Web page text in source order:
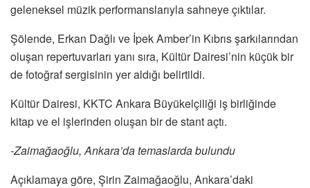
geleneksel müzik performanslarıyla sahneye çıktılar.
Şölende, Erkan Dağlı ve İpek Amber’in Kıbrıs şarkılarından
oluşan repertuvarları yanı sıra, Kültür Dairesi’nin küçük bir
de fotoğraf sergisinin yer aldığı belirtildi.
Kültür Dairesi, KKTC Ankara Büyükelçiliği iş birliğinde
kitap ve el işlerinden oluşan bir de stant açtı.
-Zaimağaoğlu, Ankara’da temaslarda bulundu
Açıklamaya göre, Şirin Zaimağaoğlu, Ankara’daki